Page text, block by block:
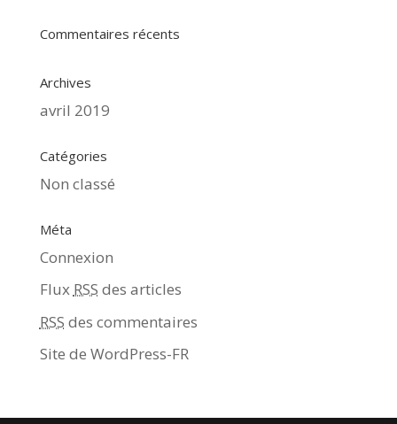
Commentaires récents
Archives
avril 2019
Catégories
Non classé
Méta
Connexion
Flux RSS des articles
RSS des commentaires
Site de WordPress-FR